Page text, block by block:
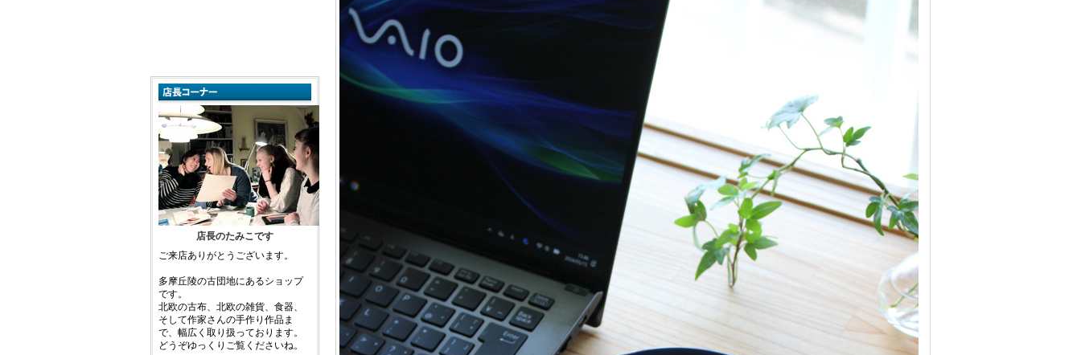
店長のたみこです
ご来店ありがとうございます。
多摩丘陵の古団地にあるショップ
です。
北欧の古布、北欧の雑貨、食器、
そして作家さんの手作り作品ま
で、幅広く取り扱っております。
どうぞゆっくりご覧くださいね。